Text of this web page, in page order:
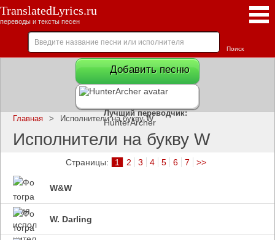
TranslatedLyrics.ru
переводы и тексты песен
Добавить песню
Лучший переводчик:
HunterArcher
Главная > Исполнители на букву W
Исполнители на букву W
Страницы: 1 2 3 4 5 6 7 >>
W&W
W. Darling